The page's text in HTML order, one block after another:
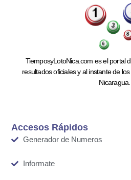
TiemposyLotoNica.com es el portal
resultados oficiales y al instante de
Nicaragua.
Accesos Rápidos
Generador de Numeros
Informate